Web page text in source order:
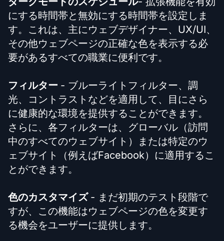
にする時間帯と無効にする時間帯を設定しま
す。これは、主にウェブデザイナー、UX/UI、
その他ウェブページの正確な色を表示する必
要があるすべての職業に便利です。
フィルター - ブルーライトフィルター、調
光、コントラストなどを適用して、目にさら
に健康的な環境を提供することができます。
さらに、各フィルターは、グローバル（訪問
中のすべてのウェブサイト）または特定のウ
ェブサイト（例えばFacebook）に適用するこ
とができます。
色のカスタマイズ - まだ初期のテスト段階で
すが、この機能はウェブページの色を変更す
る機会をユーザーに提供します。